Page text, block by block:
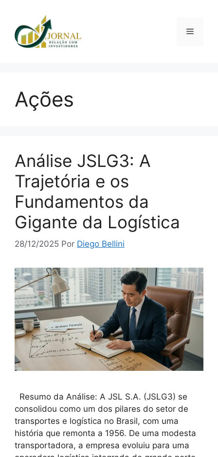
conteúdo
Menu
Ações
Análise JSLG3: A
Trajetória e os
Fundamentos da
Gigante da Logística
28/12/2025 Por Diego Bellini
Resumo da Análise: A JSL S.A. (JSLG3) se
consolidou como um dos pilares do setor de
transportes e logística no Brasil, com uma
história que remonta a 1956. De uma modesta
transportadora, a empresa evoluiu para uma